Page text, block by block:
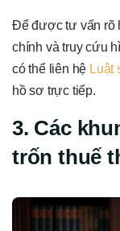
Để được tư vấn rõ
chính và truy cứu
có thể liên hệ Luật
hồ sơ trực tiếp.
3. Các
trốn thuế